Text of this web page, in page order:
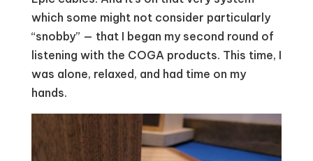
which some might not consider particularly
“snobby” — that I began my second round of
listening with the COGA products. This time, I
was alone, relaxed, and had time on my
hands.